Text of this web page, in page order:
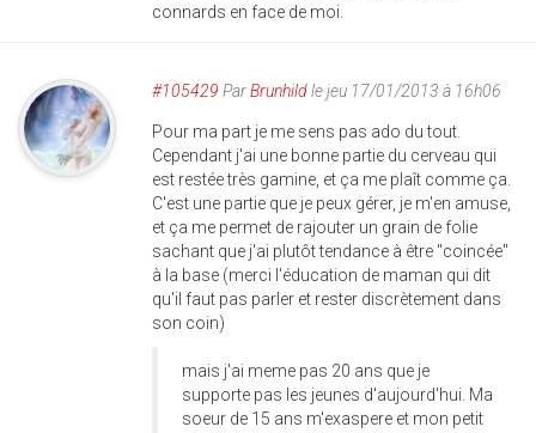
connards en face de moi.
#105429 ParBrunhildle jeu 17/01/2013 à 16h06
Pour ma part je me sens pas ado du tout.
Cependant j'ai une bonne partie du cerveau qui
est restée très gamine, et ça me plaît comme ça.
C'est une partie que je peux gérer, je m'en amuse,
et ça me permet de rajouter un grain de folie
sachant que j'ai plutôt tendance à être "coincée"
à la base (merci l'éducation de maman qui dit
qu'il faut pas parler et rester discrètement dans
son coin)
mais j'ai meme pas 20 ans que je
supporte pas les jeunes d'aujourd'hui. Ma
soeur de 15 ans m'exaspere et mon petit